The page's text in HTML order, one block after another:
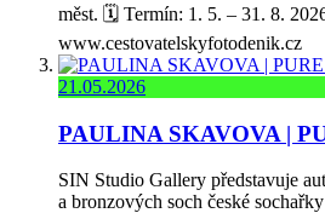
měst. 🗓️ Termín: 1. 5. – 31. 8.
www.cestovatelskyfotodenik.cz
21.05.2026
PAULINA SKAVOVA |
SIN Studio Gallery představuje
a bronzových soch české